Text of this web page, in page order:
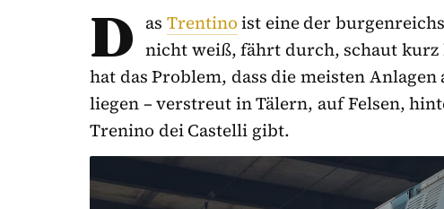
D as Trentinoist eine der
nicht weiß, fährt durch, schaut kurz
hat das Problem, dass die meisten
liegen – verstreut in Tälern, auf Felsen,
Trenino dei Castelli gibt.